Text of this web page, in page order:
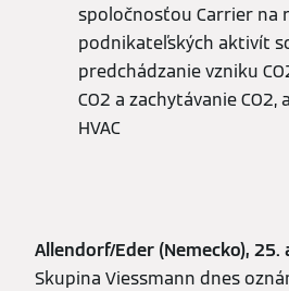
spoločnosťou Carrier na
podnikateľských aktivít
predchádzanie vzniku
CO2 a zachytávanie
HVAC
Allendorf/Eder (Nemecko), 25.
Skupina Viessmann dnes